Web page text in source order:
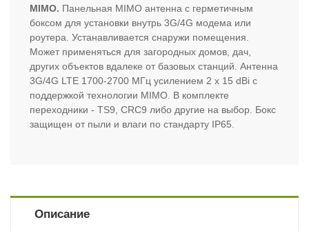
MIMO. Панельная MIMO антенна с герметичным
боксом для установки внутрь 3G/4G модема или
роутера. Устанавливается снаружи помещения.
Может применяться для загородных домов, дач,
других объектов вдалеке от базовых станций. Антенна
3G/4G LTE 1700-2700 МГц усилением 2 x 15 dBi с
поддержкой технологии MIMO. В комплекте
переходники - TS9, CRC9 либо другие на выбор. Бокс
защищен от пыли и влаги по стандарту IP65.
Описание